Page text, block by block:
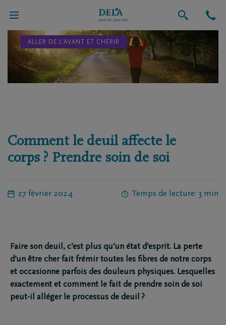
ALLER DE L’AVANT ET CHÉRIR
Comment le deuil affecte le
corps ? Prendre soin de soi
27 février 2024 Temps de lecture: 3 min
Faire son deuil, c’est plus qu’un état d’esprit. La perte
d’un être cher fait frémir toutes les fibres de notre corps
et occasionne parfois des douleurs physiques. Lesquelles
exactement et comment le fait de prendre soin de soi
peut-il alléger le processus de deuil ?